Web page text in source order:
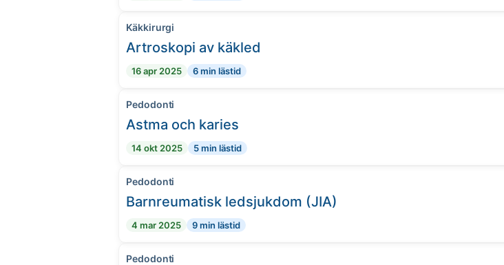
Käkkirurgi
Artroskopi av käkled
16 apr 2025 6 min lästid
Pedodonti
Astma och karies
14 okt 2025 5 min lästid
Pedodonti
Barnreumatisk ledsjukdom (JIA)
4 mar 2025 9 min lästid
Pedodonti